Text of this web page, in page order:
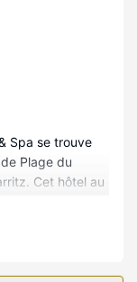
Spa se trouve
Plage du
Cet hôtel au
vous